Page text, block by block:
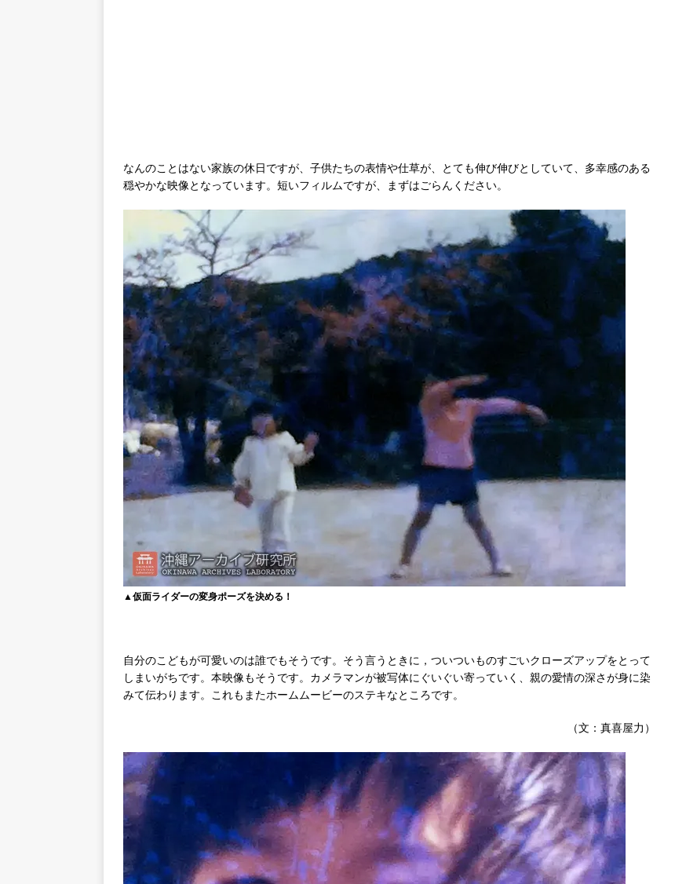
なんのことはない家族の休日ですが、子供たちの表情や仕草が、とても伸び伸びとしていて、多幸感のある
穏やかな映像となっています。短いフィルムですが、まずはごらんください。
▲仮面ライダーの変身ポーズを決める！
自分のこどもが可愛いのは誰でもそうです。そう言うときに，ついついものすごいクローズアップをとって
しまいがちです。本映像もそうです。カメラマンが被写体にぐいぐい寄っていく、親の愛情の深さが身に染
みて伝わります。これもまたホームムービーのステキなところです。
（文：真喜屋力）